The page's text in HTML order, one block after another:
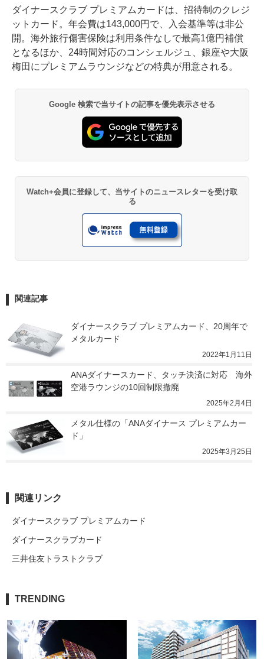
ダイナースクラブ プレミアムカードは、招待制のクレジ
ットカード。年会費は143,000円で、入会基準等は非公
開。海外旅行傷害保険は利用条件なしで最高1億円補償
となるほか、24時間対応のコンシェルジュ、銀座や大阪
梅田にプレミアムラウンジなどの特典が用意される。
Google 検索で当サイトの記事を優先表示させる
Watch+会員に登録して、当サイトのニュースレターを受け取
る
関連記事
ダイナースクラブ プレミアムカード、20周年で
メタルカード
2022年1月11日
ANAダイナースカード、タッチ決済に対応　海外
空港ラウンジの10回制限撤廃
2025年2月4日
メタル仕様の「ANAダイナース プレミアムカー
ド」
2025年3月25日
関連リンク
ダイナースクラブ プレミアムカード
ダイナースクラブカード
三井住友トラストクラブ
TRENDING